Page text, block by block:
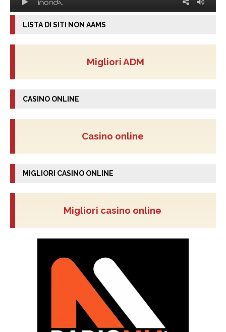
LISTA DI SITI NON AAMS
Migliori ADM
CASINO ONLINE
Casino online
MIGLIORI CASINO ONLINE
Migliori casino online